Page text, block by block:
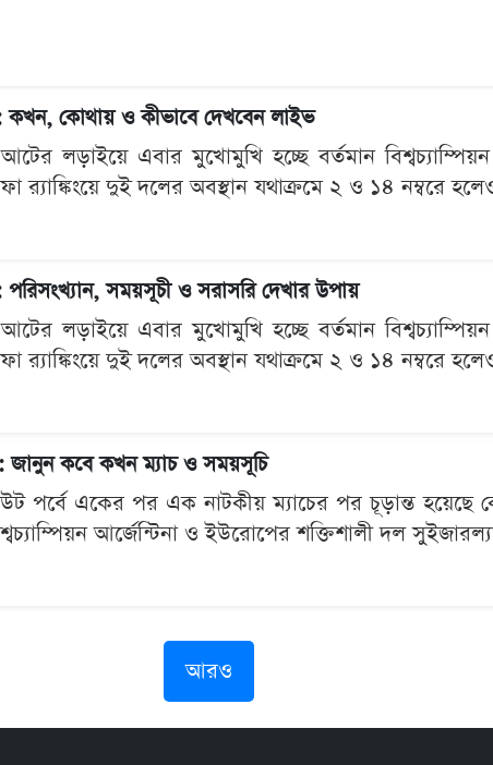
কখন, কোথায় ও কীভাবে দেখবেন লাইভ
লড়াইয়ে এবার মুখোমুখি হচ্ছে বর্তমান
র‍্যাঙ্কিংয়ে দুই দলের অবস্থান যথাক্রমে ২ ও ১৪ নম্বরে
পরিসংখ্যান, সময়সূচী ও সরাসরি দেখার উপায়
লড়াইয়ে এবার মুখোমুখি হচ্ছে বর্তমান
র‍্যাঙ্কিংয়ে দুই দলের অবস্থান যথাক্রমে ২ ও ১৪ নম্বরে
জানুন কবে কখন ম্যাচ ও সময়সূচি
পর্বে একের পর এক নাটকীয় ম্যাচের পর চূড়ান্ত হয়েছে
আর্জেন্টিনা ও ইউরোপের শক্তিশালী দল
আরও